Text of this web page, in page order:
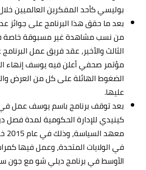
بوليسي كأحد المفكرين العالميين
بعد ما حقق هذا البرنامج على جوائز
من نسب مشاهدة غير مسبوقة
مؤتمر صحفي أعلن فيه يوسف إنهاء
الضغوط الهائلة على كل من العرض
عليها.
بعد توقف برنامج باسم يوسف عمل
كينيدي للإدارة الحكومية لمدة
في الولايات المتحدة، وعمل فيها
الأوسط في برنامج ديلي شو مع جون